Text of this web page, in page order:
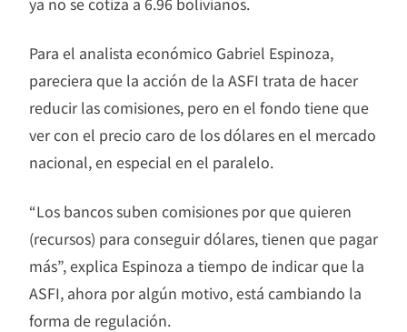
Para el analista económico Gabriel Espinoza,
pareciera que la acción de la ASFI trata de hacer
reducir las comisiones, pero en el fondo tiene que
ver con el precio caro de los dólares en el mercado
nacional, en especial en el paralelo.
“Los bancos suben comisiones por que quieren
(recursos) para conseguir dólares, tienen que pagar
más”, explica Espinoza a tiempo de indicar que la
ASFI, ahora por algún motivo, está cambiando la
forma de regulación.